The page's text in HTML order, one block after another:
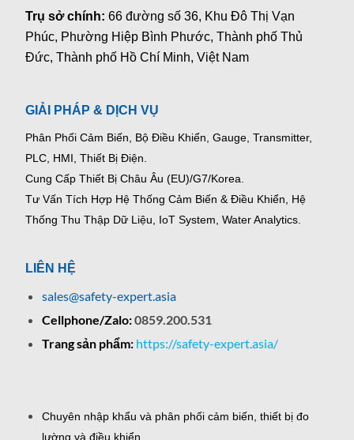
Trụ sở chính:66 đường số 36, Khu Đô Thị Vạn
Phúc, Phường Hiệp Bình Phước, Thành phố Thủ
Đức, Thành phố Hồ Chí Minh, Việt Nam
GIẢI PHÁP & DỊCH VỤ
Phân Phối Cảm Biến, Bộ Điều Khiển, Gauge, Transmitter,
PLC, HMI, Thiết Bị Điện.
Cung Cấp Thiết Bị Châu Âu (EU)/G7/Korea.
Tư Vấn Tích Hợp Hệ Thống Cảm Biến & Điều Khiển, Hệ
Thống Thu Thập Dữ Liệu, IoT System, Water Analytics.
LIÊN HỆ
sales@safety-expert.asia
Cellphone/Zalo:0859.200.531
Trang sản phẩm: https://safety-expert.asia/
Chuyên nhập khẩu và phân phối cảm biến, thiết bị đo
lường và điều khiển.